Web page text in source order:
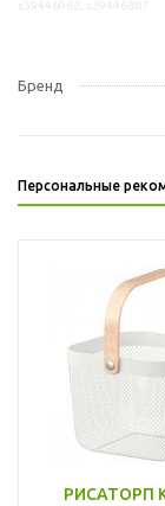
Бренд
Персональные
РИСАТОРП